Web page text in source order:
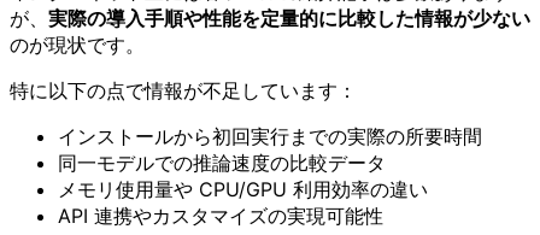
が、 実際の導入手順や性能を定量的に比較した情報が少ない
のが現状です。
特に以下の点で情報が不足しています：
インストールから初回実行までの実際の所要時間
同一モデルでの推論速度の比較データ
メモリ使用量や CPU/GPU 利用効率の違い
API 連携やカスタマイズの実現可能性